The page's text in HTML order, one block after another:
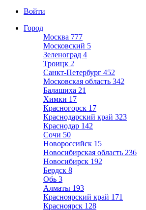
Войти
Город
Москва 777
Московский 5
Зеленоград 4
Троицк 2
Санкт-Петербург 452
Московская область 342
Балашиха 21
Химки 17
Красногорск 17
Краснодарский край 323
Краснодар 142
Сочи 50
Новороссийск 15
Новосибирская область 236
Новосибирск 192
Бердск 8
Обь 3
Алматы 193
Красноярский край 171
Красноярск 128